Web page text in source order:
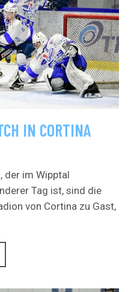
IN CORTINA
der im Wipptal
Tag ist, sind die
von Cortina zu Gast,